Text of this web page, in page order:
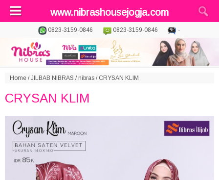
www.nibrashousejogja.com
0823-3159-0846 0823-3159-0846 -
Home /JILBAB NIBRAS /nibras / CRYSAN KLIM
CRYSAN KLIM